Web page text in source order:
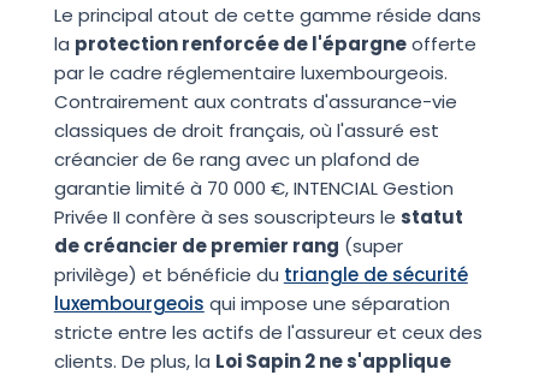
Le principal atout de cette gamme réside dans
la protection renforcée de l'épargneofferte
par le cadre réglementaire luxembourgeois.
Contrairement aux contrats d'assurance-vie
classiques de droit français, où l'assuré est
créancier de 6e rang avec un plafond de
garantie limité à 70 000 €, INTENCIAL Gestion
Privée II confère à ses souscripteurs le statut
de créancier de premier rang (super
privilège) et bénéficie du triangle de sécurité
luxembourgeois qui impose une séparation
stricte entre les actifs de l'assureur et ceux des
clients. De plus, la Loi Sapin 2 ne s'applique